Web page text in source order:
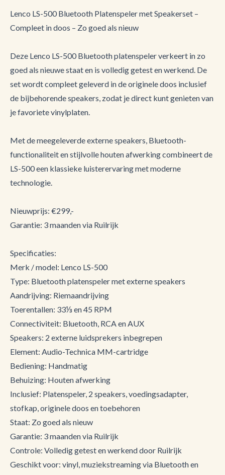
Lenco LS-500 Bluetooth Platenspeler met Speakerset –
Compleet in doos – Zo goed als nieuw
Deze Lenco LS-500 Bluetooth platenspeler verkeert in zo
goed als nieuwe staat en is volledig getest en werkend. De
set wordt compleet geleverd in de originele doos inclusief
de bijbehorende speakers, zodat je direct kunt genieten van
je favoriete vinylplaten.
Met de meegeleverde externe speakers, Bluetooth-
functionaliteit en stijlvolle houten afwerking combineert de
LS-500 een klassieke luisterervaring met moderne
technologie.
Nieuwprijs: €299,-
Garantie: 3 maanden via Ruilrijk
Specificaties:
Merk / model: Lenco LS-500
Type: Bluetooth platenspeler met externe speakers
Aandrijving: Riemaandrijving
Toerentallen: 33⅓ en 45 RPM
Connectiviteit: Bluetooth, RCA en AUX
Speakers: 2 externe luidsprekers inbegrepen
Element: Audio-Technica MM-cartridge
Bediening: Handmatig
Behuizing: Houten afwerking
Inclusief: Platenspeler, 2 speakers, voedingsadapter,
stofkap, originele doos en toebehoren
Staat: Zo goed als nieuw
Garantie: 3 maanden via Ruilrijk
Controle: Volledig getest en werkend door Ruilrijk
Geschikt voor: vinyl, muziekstreaming via Bluetooth en